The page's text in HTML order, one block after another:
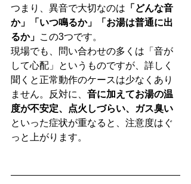
つまり、異音で大切なのは 「どんな音
か」「いつ鳴るか」「お湯は普通に出
るか」 この3つです。
現場でも、問い合わせの多くは「音が
して心配」というものですが、詳しく
聞くと正常動作のケースは少なくあり
ません。反対に、 音に加えてお湯の温
度が不安定、点火しづらい、ガス臭い
といった症状が重なると、注意度はぐ
っと上がります。